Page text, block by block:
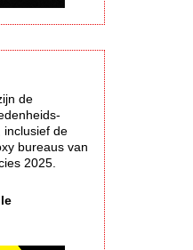
de
inclusief de
bureaus van
2025.